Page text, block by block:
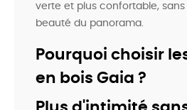
verte et plus confortable,
beauté du panorama.
Pourquoi choisir
en bois Gaia ?